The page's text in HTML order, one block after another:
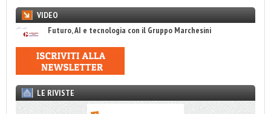
VIDEO
Futuro, AI e tecnologia con il Gruppo Marchesini
LE RIVISTE